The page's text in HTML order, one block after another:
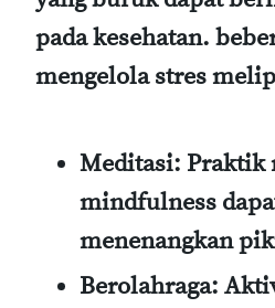
pada kesehatan.
mengelola stres
Meditasi: Praktik
mindfulness
menenangkan
Berolahraga: